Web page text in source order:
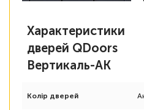
Характеристики
дверей QDoors
Вертикаль-АК
Колір дверей